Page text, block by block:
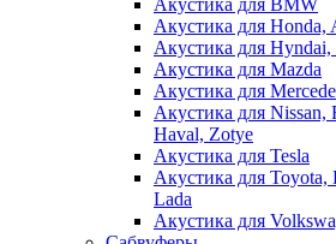
Акустика для BMW
Акустика для Honda,
Акустика для Hyndai,
Акустика для Mazda
Акустика для
Акустика для Nissan,
Haval, Zotye
Акустика для Tesla
Акустика для Toyota,
Lada
Акустика для